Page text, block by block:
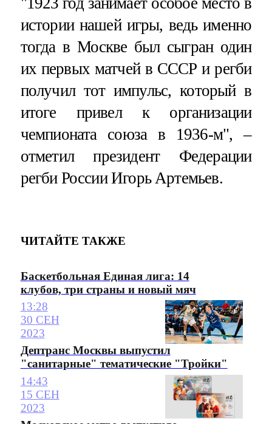
истории нашей игры, ведь именно
тогда в Москве был сыгран один
их первых матчей в СССР и регби
получил тот импульс, который в
итоге привел к организации
чемпионата союза в 1936-м", –
отметил президент Федерации
регби России Игорь Артемьев.
ЧИТАЙТЕ ТАКЖЕ
Баскетбольная Единая лига: 14
клубов, три страны и новый мяч
13:28
30 СЕН
2023
Дептранс Москвы выпустил
"санитарные" тематические "Тройки"
14:43
15 СЕН
2023